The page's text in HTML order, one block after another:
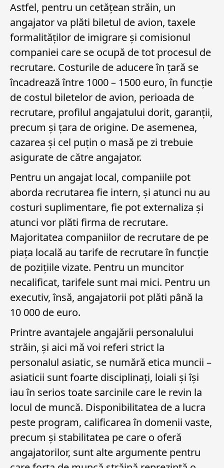
Astfel, pentru un cetățean străin, un
angajator va plăti biletul de avion, taxele
formalităților de imigrare și comisionul
companiei care se ocupă de tot procesul de
recrutare. Costurile de aducere în țară se
încadrează între 1000 – 1500 euro, în funcție
de costul biletelor de avion, perioada de
recrutare, profilul angajatului dorit, garanții,
precum și țara de origine. De asemenea,
cazarea și cel puțin o masă pe zi trebuie
asigurate de către angajator.
Pentru un angajat local, companiile pot
aborda recrutarea fie intern, și atunci nu au
costuri suplimentare, fie pot externaliza și
atunci vor plăti firma de recrutare.
Majoritatea companiilor de recrutare de pe
piața locală au tarife de recrutare în funcție
de pozițiile vizate. Pentru un muncitor
necalificat, tarifele sunt mai mici. Pentru un
executiv, însă, angajatorii pot plăti până la
10 000 de euro.
Printre avantajele angajării personalului
străin, și aici mă voi referi strict la
personalul asiatic, se numără etica muncii –
asiaticii sunt foarte disciplinați, loiali și își
iau în serios toate sarcinile care le revin la
locul de muncă. Disponibilitatea de a lucra
peste program, calificarea în domenii vaste,
precum și stabilitatea pe care o oferă
angajatorilor, sunt alte argumente pentru